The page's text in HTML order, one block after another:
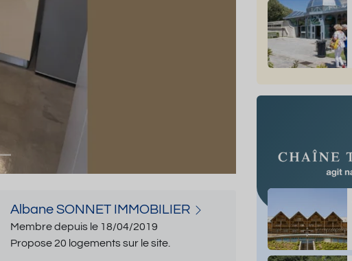
Albane SONNET IMMOBILIER
Membre depuis le 18/04/2019
Propose 20 logements sur le site.